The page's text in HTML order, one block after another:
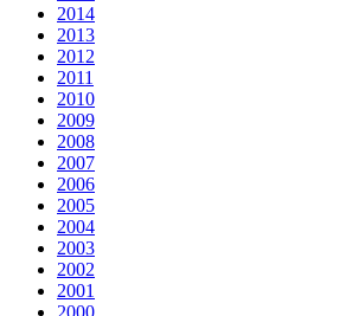
2014
2013
2012
2011
2010
2009
2008
2007
2006
2005
2004
2003
2002
2001